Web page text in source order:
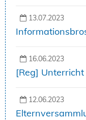
13.07.2023
16.06.2023
[Reg]
12.06.2023